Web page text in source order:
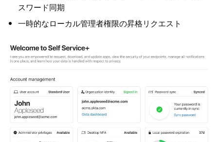
スワード同期
一時的なローカル管理者権限の昇格リクエスト